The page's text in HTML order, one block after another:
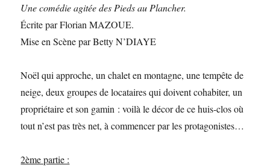
Une comédie agitée des Pieds au Plancher.
Écrite par Florian MAZOUE.
Mise en Scène par Betty N’DIAYE
Noël qui approche, un chalet en montagne, une tempête de
neige, deux groupes de locataires qui doivent cohabiter, un
propriétaire et son gamin : voilà le décor de ce huis-clos où
tout n’est pas très net, à commencer par les protagonistes…
2ème partie :